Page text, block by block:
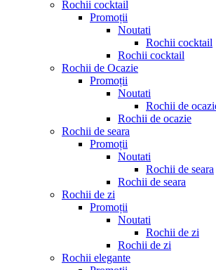
Rochii cocktail
Promoții
Noutati
Rochii cocktail
Rochii cocktail
Rochii de Ocazie
Promoții
Noutati
Rochii de
Rochii de ocazie
Rochii de seara
Promoții
Noutati
Rochii de seara
Rochii de seara
Rochii de zi
Promoții
Noutati
Rochii de zi
Rochii de zi
Rochii elegante